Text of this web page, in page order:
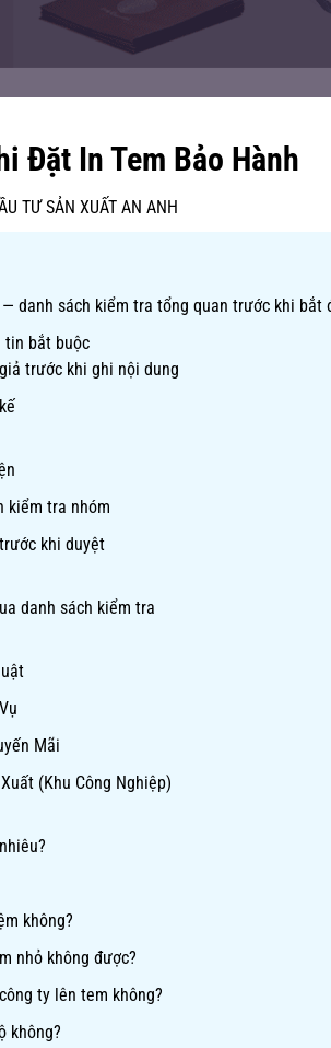
Đặt In Tem Bảo Hành
TƯ SẢN XUẤT AN ANH
danh sách kiểm tra tổng quan trước khi bắt
tin bắt buộc
trước khi ghi nội dung
kiểm tra nhóm
khi duyệt
danh sách kiểm tra
Mãi
(Khu Công Nghiệp)
không?
nhỏ không được?
ty lên tem không?
không?